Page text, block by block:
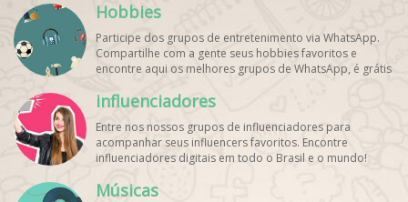
Hobbies
Participe dos grupos de entretenimento via WhatsApp.
Compartilhe com a gente seus hobbies favoritos e
encontre aqui os melhores grupos de WhatsApp, é grátis
influenciadores
Entre nos nossos grupos de influenciadores para
acompanhar seus influencers favoritos. Encontre
influenciadores digitais em todo o Brasil e o mundo!
Músicas